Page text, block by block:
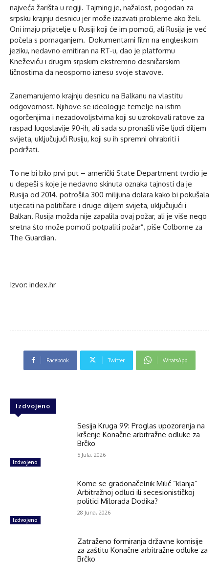
najveća žarišta u regiji. Tajming je, nažalost, pogodan za
srpsku krajnju desnicu jer može izazvati probleme ako želi.
Oni imaju prijatelje u Rusiji koji će im pomoći, ali Rusija je već
počela s pomaganjem. Dokumentarni film na engleskom
jeziku, nedavno emitiran na RT-u, dao je platformu
Kneževiću i drugim srpskim ekstremno desničarskim
ličnostima da neosporno iznesu svoje stavove.
Zanemarujemo krajnju desnicu na Balkanu na vlastitu
odgovornost. Njihove se ideologije temelje na istim
ogorčenjima i nezadovoljstvima koji su uzrokovali ratove za
raspad Jugoslavije 90-ih, ali sada su pronašli više ljudi diljem
svijeta, uključujući Rusiju, koji su ih spremni ohrabriti i
podržati.
To ne bi bilo prvi put – američki State Department tvrdio je
u depeši s koje je nedavno skinuta oznaka tajnosti da je
Rusija od 2014. potrošila 300 milijuna dolara kako bi pokušala
utjecati na političare i druge diljem svijeta, uključujući i
Balkan. Rusija možda nije zapalila ovaj požar, ali je više nego
sretna što može pomoći potpaliti požar”, piše Colborne za
The Guardian.
Izvor: index.hr
Facebook Twitter WhatsApp
Izdvojeno
Izdvojeno
Sesija Kruga 99: Proglas upozorenja na
kršenje Konačne arbitražne odluke za
Brčko
5 Jula, 2026
Izdvojeno
Kome se gradonačelnik Milić “klanja”
Arbitražnoj odluci ili secesionističkoj
politici Milorada Dodika?
28 Juna, 2026
Zatraženo formiranja državne komisije
za zaštitu Konačne arbitražne odluke za
Brčko